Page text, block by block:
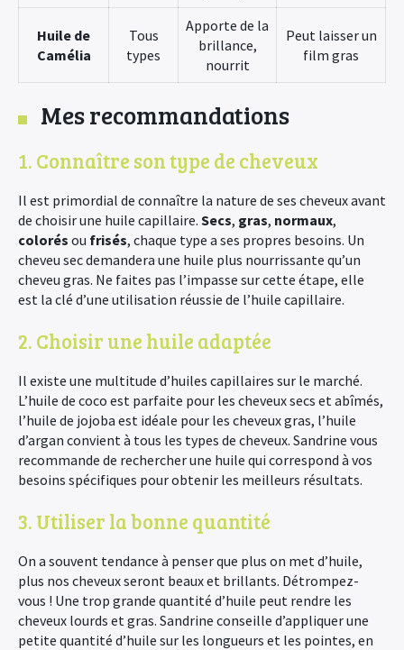
Huile de
Camélia
Tous
types
Apporte de la
brillance,
nourrit
Peut laisser un
film gras
Mes recommandations
1. Connaître son type de cheveux
Il est primordial de connaître la nature de ses cheveux avant
de choisir une huile capillaire. Secs, gras, normaux,
colorés ou frisés, chaque type a ses propres besoins. Un
cheveu sec demandera une huile plus nourrissante qu’un
cheveu gras. Ne faites pas l’impasse sur cette étape, elle
est la clé d’une utilisation réussie de l’huile capillaire.
2. Choisir une huile adaptée
Il existe une multitude d’huiles capillaires sur le marché.
L’huile de coco est parfaite pour les cheveux secs et abîmés,
l’huile de jojoba est idéale pour les cheveux gras, l’huile
d’argan convient à tous les types de cheveux. Sandrine vous
recommande de rechercher une huile qui correspond à vos
besoins spécifiques pour obtenir les meilleurs résultats.
3. Utiliser la bonne quantité
On a souvent tendance à penser que plus on met d’huile,
plus nos cheveux seront beaux et brillants. Détrompez-
vous ! Une trop grande quantité d’huile peut rendre les
cheveux lourds et gras. Sandrine conseille d’appliquer une
petite quantité d’huile sur les longueurs et les pointes, en